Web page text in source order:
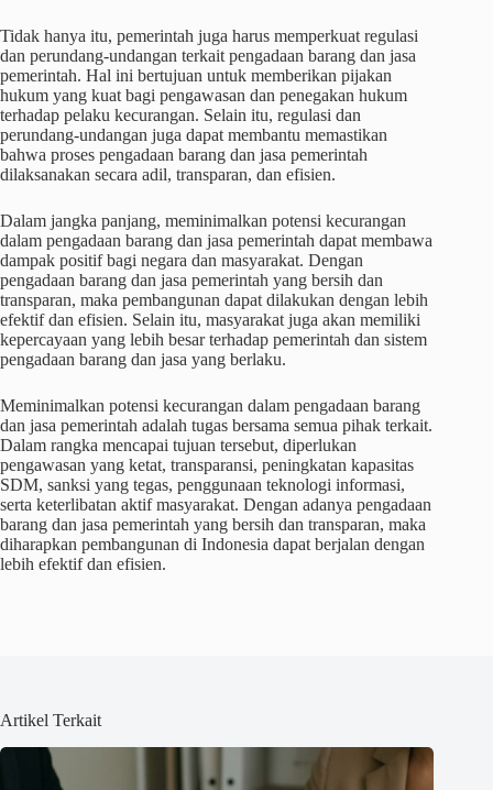
Tidak hanya itu, pemerintah juga harus memperkuat regulasi
dan perundang-undangan terkait pengadaan barang dan jasa
pemerintah. Hal ini bertujuan untuk memberikan pijakan
hukum yang kuat bagi pengawasan dan penegakan hukum
terhadap pelaku kecurangan. Selain itu, regulasi dan
perundang-undangan juga dapat membantu memastikan
bahwa proses pengadaan barang dan jasa pemerintah
dilaksanakan secara adil, transparan, dan efisien.
Dalam jangka panjang, meminimalkan potensi kecurangan
dalam pengadaan barang dan jasa pemerintah dapat membawa
dampak positif bagi negara dan masyarakat. Dengan
pengadaan barang dan jasa pemerintah yang bersih dan
transparan, maka pembangunan dapat dilakukan dengan lebih
efektif dan efisien. Selain itu, masyarakat juga akan memiliki
kepercayaan yang lebih besar terhadap pemerintah dan sistem
pengadaan barang dan jasa yang berlaku.
Meminimalkan potensi kecurangan dalam pengadaan barang
dan jasa pemerintah adalah tugas bersama semua pihak terkait.
Dalam rangka mencapai tujuan tersebut, diperlukan
pengawasan yang ketat, transparansi, peningkatan kapasitas
SDM, sanksi yang tegas, penggunaan teknologi informasi,
serta keterlibatan aktif masyarakat. Dengan adanya pengadaan
barang dan jasa pemerintah yang bersih dan transparan, maka
diharapkan pembangunan di Indonesia dapat berjalan dengan
lebih efektif dan efisien.
Artikel Terkait